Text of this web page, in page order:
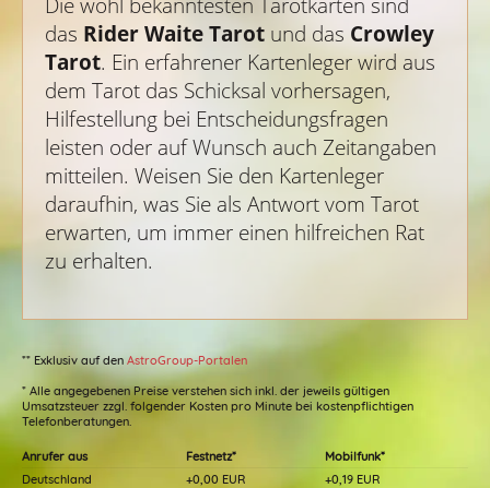
das Rider Waite Tarot und das Crowley
Tarot. Ein erfahrener Kartenleger wird aus
dem Tarot das Schicksal vorhersagen,
Hilfestellung bei Entscheidungsfragen
leisten oder auf Wunsch auch Zeitangaben
mitteilen. Weisen Sie den Kartenleger
daraufhin, was Sie als Antwort vom Tarot
erwarten, um immer einen hilfreichen Rat
zu erhalten.
** Exklusiv auf den AstroGroup-Portalen
* Alle angegebenen Preise verstehen sich inkl. der jeweils gültigen
Umsatzsteuer zzgl. folgender Kosten pro Minute bei kostenpflichtigen
Telefonberatungen.
Anrufer aus Festnetz*
Mobilfunk*
Deutschland
+0,00 EUR
+0,19 EUR